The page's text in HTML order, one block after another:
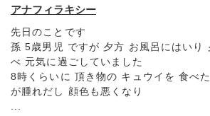
アナフィラキシー
先日のことです
孫 5歳男児 ですが 夕方 お風呂にはいり
べ 元気に過ごしていました
8時くらいに 頂き物の キュウイを 食べ
が腫れだし 顔色も悪くなり